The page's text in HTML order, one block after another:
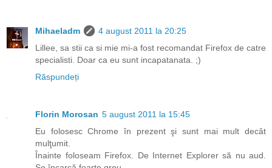
Mihaeladm
4 august 2011 la 20:25
Lillee, sa stii ca si mie mi-a fost recomandat Firefox de catre
specialisti. Doar ca eu sunt incapatanata. ;)
Răspundeți
Florin Morosan 5 august 2011 la 15:45
Eu folosesc Chrome în prezent şi sunt mai mult decât
mulţumit.
Înainte foloseam Firefox. De Internet Explorer să nu aud.